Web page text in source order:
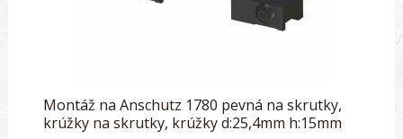
Montáž na Anschutz 1780 pevná na skrutky,
krúžky na skrutky, krúžky d:25,4mm h:15mm